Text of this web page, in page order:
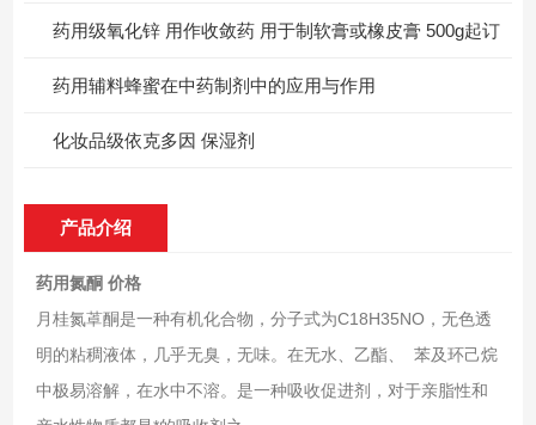
药用级氧化锌 用作收敛药 用于制软膏或橡皮膏 500g起订
药用辅料蜂蜜在中药制剂中的应用与作用
化妆品级依克多因 保湿剂
产品介绍
药用氮酮 价格
月桂氮䓬酮是一种有机化合物，分子式为C18H35NO，无色透
明的粘稠液体，几乎无臭，无味。在无水、乙酯、 苯及环己烷
中极易溶解，在水中不溶。是一种吸收促进剂，对于亲脂性和